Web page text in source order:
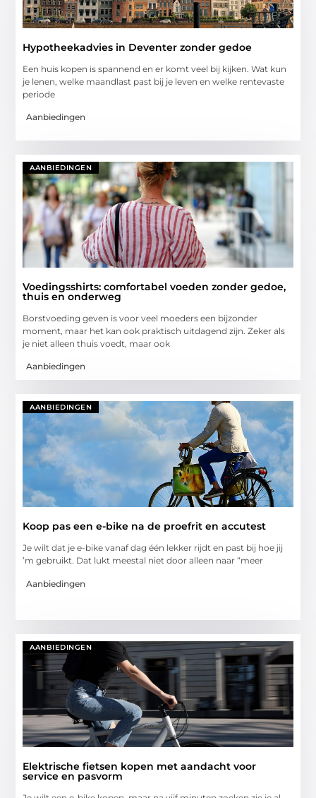
Hypotheekadvies in Deventer zonder gedoe
Een huis kopen is spannend en er komt veel bij kijken. Wat kun
je lenen, welke maandlast past bij je leven en welke rentevaste
periode
Aanbiedingen
AANBIEDINGEN
Voedingsshirts: comfortabel voeden zonder gedoe,
thuis en onderweg
Borstvoeding geven is voor veel moeders een bijzonder
moment, maar het kan ook praktisch uitdagend zijn. Zeker als
je niet alleen thuis voedt, maar ook
Aanbiedingen
AANBIEDINGEN
Koop pas een e-bike na de proefrit en accutest
Je wilt dat je e-bike vanaf dag één lekker rijdt en past bij hoe jij
’m gebruikt. Dat lukt meestal niet door alleen naar “meer
Aanbiedingen
AANBIEDINGEN
Elektrische fietsen kopen met aandacht voor
service en pasvorm